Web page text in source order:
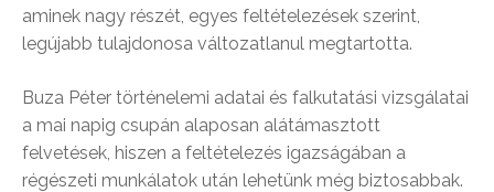
aminek nagy részét, egyes feltételezések szerint,
legújabb tulajdonosa változatlanul megtartotta.
Buza Péter történelemi adatai és falkutatási vizsgálatai
a mai napig csupán alaposan alátámasztott
felvetések, hiszen a feltételezés igazságában a
régészeti munkálatok után lehetünk még biztosabbak.